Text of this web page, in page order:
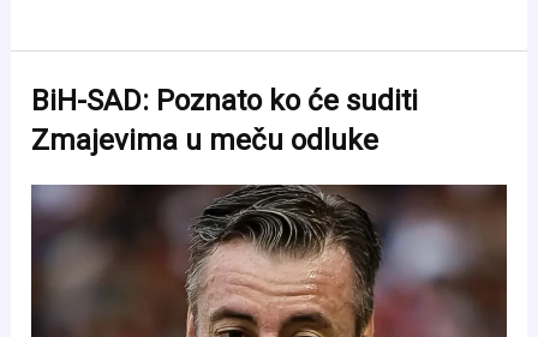
piše
Zmajevi
kreću
u
najveći
izazov
BiH-SAD: Poznato ko će suditi
Zmajevima u meču odluke